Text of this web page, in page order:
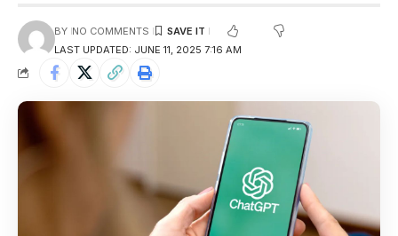
LAST UPDATED: JUNE 11, 2025 7:16 AM
BY NO COMMENTS